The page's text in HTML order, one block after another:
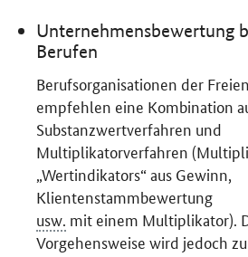
Unternehmensbewertung
Berufen
Berufsorganisationen der
empfehlen eine Kombination
Substanzwertverfahren und
Multiplikatorverfahren
„Wertindikators“ aus Gewinn,
Klientenstammbewertung
usw. mit einem Multiplikator).
Vorgehensweise wird jedoch